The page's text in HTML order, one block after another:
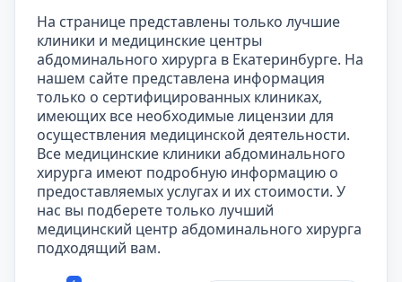
На странице представлены только лучшие
клиники и медицинские центры
абдоминального хирурга в Екатеринбурге. На
нашем сайте представлена информация
только о сертифицированных клиниках,
имеющих все необходимые лицензии для
осуществления медицинской деятельности.
Все медицинские клиники абдоминального
хирурга имеют подробную информацию о
предоставляемых услугах и их стоимости. У
нас вы подберете только лучший
медицинский центр абдоминального хирурга
подходящий вам.